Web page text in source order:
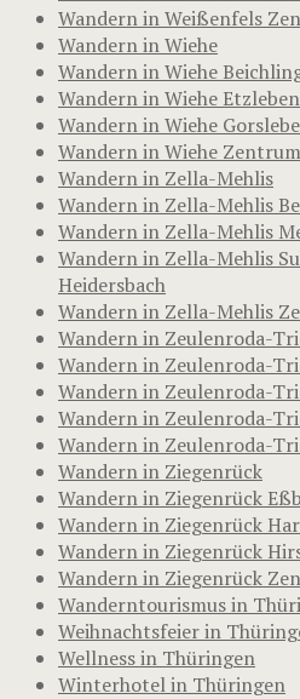
Wandern in Weißenfels
Wandern in Wiehe
Wandern in Wiehe
Wandern in Wiehe Etzleben
Wandern in Wiehe
Wandern in Wiehe Zentrum
Wandern in Zella-Mehlis
Wandern in Zella-Mehlis
Wandern in Zella-Mehlis
Wandern in Zella-Mehlis
Heidersbach
Wandern in Zella-Mehlis
Wandern in Zeulenroda-
Wandern in Zeulenroda-
Wandern in Zeulenroda-
Wandern in Zeulenroda-
Wandern in Zeulenroda-
Wandern in Ziegenrück
Wandern in Ziegenrück
Wandern in Ziegenrück
Wandern in Ziegenrück
Wandern in Ziegenrück
Wanderntourismus in
Weihnachtsfeier in
Wellness in Thüringen
Winterhotel in Thüringen